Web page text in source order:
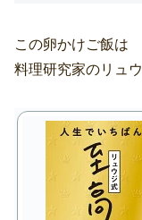
この卵かけご飯は
料理研究家のリュ